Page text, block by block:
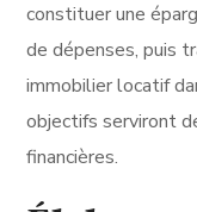
constituer une
de dépenses, puis
immobilier locatif
objectifs serviront
financières.